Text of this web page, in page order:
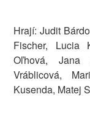
Hrají: Judit
Fischer, Lucia
Oľhová, Jana
Vráblicová,
Kusenda, Matej